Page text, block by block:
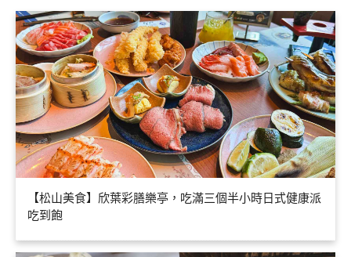
【松山美食】欣葉彩膳樂亭，吃滿三個半小時日式健康派
吃到飽